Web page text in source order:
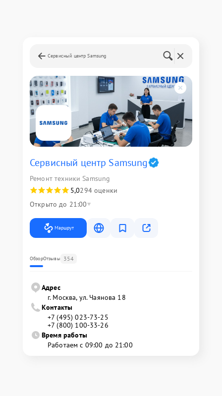
Сервисный центр Samsung
Сервисный центр Samsung
Ремонт техники Samsung
5,0294 оценки
Открыто до 21:00
Маршрут
ОбзорОтзывы 354
Адрес
г. Москва, ул. Чаянова 18
Контакты
+7 (495) 023-73-25
+7 (800) 100-33-26
Время работы
Работаем с 09:00 до 21:00